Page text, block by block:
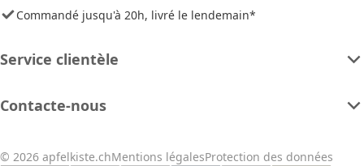
Commandé jusqu'à 20h, livré le lendemain*
Service clientèle
Contacte-nous
© 2026 apfelkiste.chMentions légalesProtection des données